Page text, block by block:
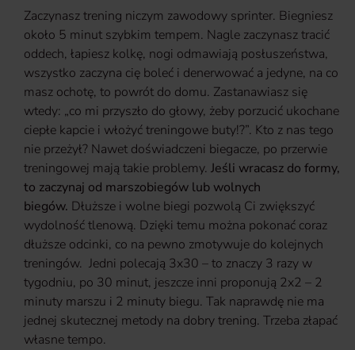
Zaczynasz trening niczym zawodowy sprinter. Biegniesz
około 5 minut szybkim tempem. Nagle zaczynasz tracić
oddech, łapiesz kolkę, nogi odmawiają posłuszeństwa,
wszystko zaczyna cię boleć i denerwować a jedyne, na co
masz ochotę, to powrót do domu. Zastanawiasz się
wtedy: „co mi przyszło do głowy, żeby porzucić ukochane
ciepłe kapcie i włożyć treningowe buty!?”. Kto z nas tego
nie przeżył? Nawet doświadczeni biegacze, po przerwie
treningowej mają takie problemy. Jeśli wracasz do formy,
to zaczynaj od marszobiegów lub wolnych
biegów. Dłuższe i wolne biegi pozwolą Ci zwiększyć
wydolność tlenową. Dzięki temu można pokonać coraz
dłuższe odcinki, co na pewno zmotywuje do kolejnych
treningów. Jedni polecają 3x30 – to znaczy 3 razy w
tygodniu, po 30 minut, jeszcze inni proponują 2x2 – 2
minuty marszu i 2 minuty biegu. Tak naprawdę nie ma
jednej skutecznej metody na dobry trening. Trzeba złapać
własne tempo.